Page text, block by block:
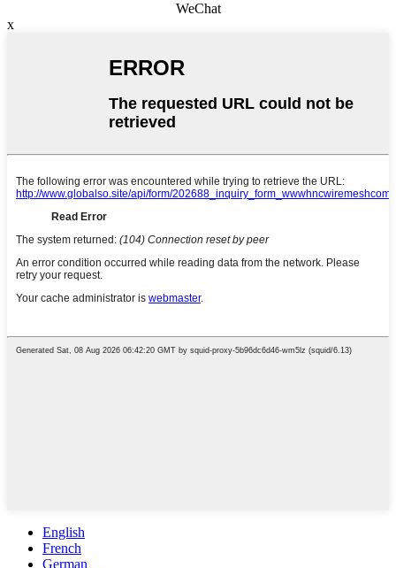
WeChat
x
English
French
German